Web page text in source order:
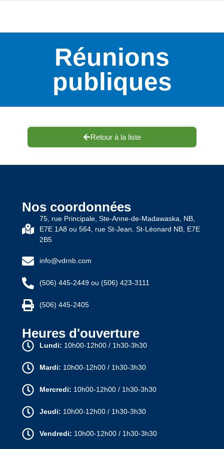
Réunions
publiques
Retour à la liste
Nos coordonnées
75, rue Principale, Ste-Anne-de-Madawaska, NB,
E7E 1A8 ou 564, rue St-Jean, St-Léonard NB, E7E
2B5
info@vdrnb.com
(506) 445-2449 ou (506) 423-3111
(506) 445-2405
Heures d'ouverture
Lundi: 10h00-12h00 / 1h30-3h30
Mardi: 10h00-12h00 / 1h30-3h30
Mercredi: 10h00-12h00 / 1h30-3h30
Jeudi: 10h00-12h00 / 1h30-3h30
Vendredi: 10h00-12h00 / 1h30-3h30